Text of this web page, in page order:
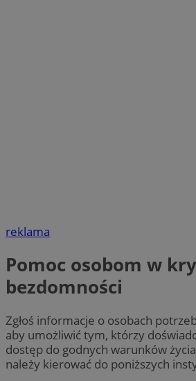
reklama
Pomoc osobom w
bezdomności
Zgłoś informacje o osobach
aby umożliwić tym, którzy
dostęp do godnych warunków
należy kierować do poniższych